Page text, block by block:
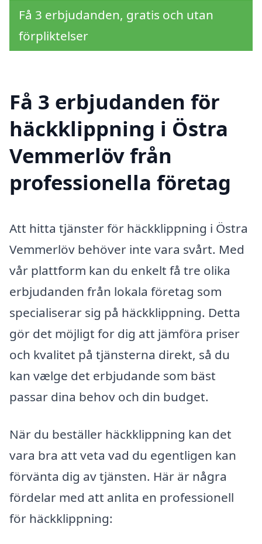
Få 3 erbjudanden, gratis och utan
förpliktelser
Få 3 erbjudanden för
häckklippning i Östra
Vemmerlöv från
professionella företag
Att hitta tjänster för häckklippning i Östra
Vemmerlöv behöver inte vara svårt. Med
vår plattform kan du enkelt få tre olika
erbjudanden från lokala företag som
specialiserar sig på häckklippning. Detta
gör det möjligt for dig att jämföra priser
och kvalitet på tjänsterna direkt, så du
kan vælge det erbjudande som bäst
passar dina behov och din budget.
När du beställer häckklippning kan det
vara bra att veta vad du egentligen kan
förvänta dig av tjänsten. Här är några
fördelar med att anlita en professionell
för häckklippning: